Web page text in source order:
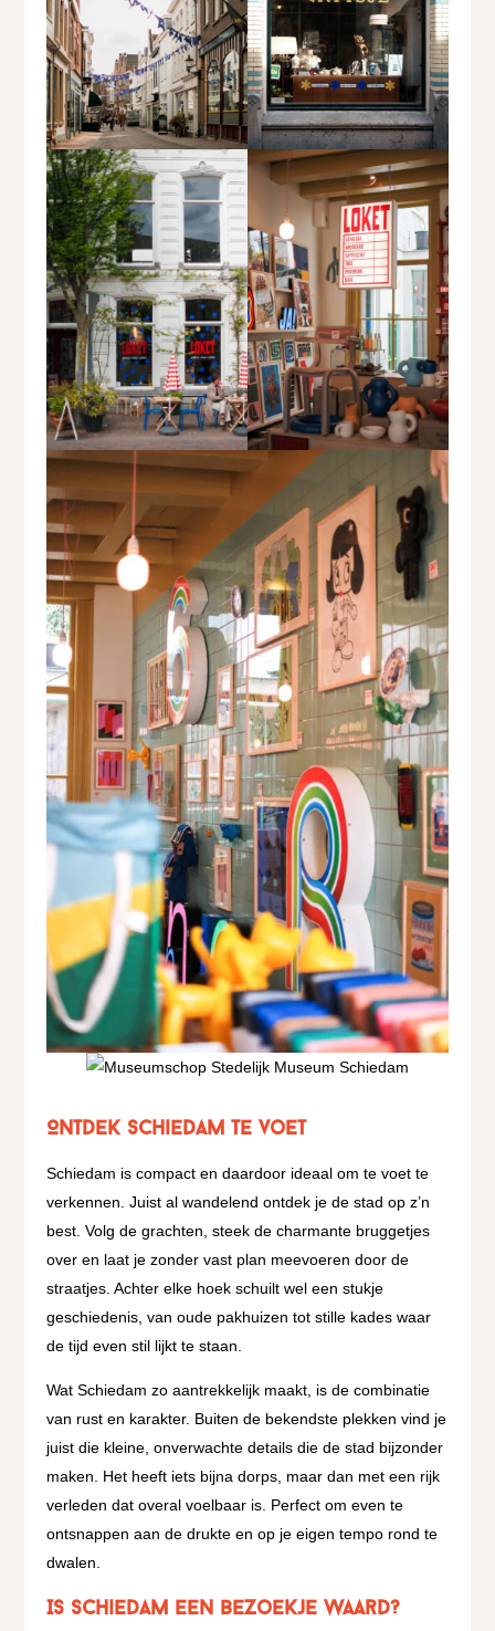
Ontdek Schiedam te voet
Schiedam is compact en daardoor ideaal om te voet te
verkennen. Juist al wandelend ontdek je de stad op z’n
best. Volg de grachten, steek de charmante bruggetjes
over en laat je zonder vast plan meevoeren door de
straatjes. Achter elke hoek schuilt wel een stukje
geschiedenis, van oude pakhuizen tot stille kades waar
de tijd even stil lijkt te staan.
Wat Schiedam zo aantrekkelijk maakt, is de combinatie
van rust en karakter. Buiten de bekendste plekken vind je
juist die kleine, onverwachte details die de stad bijzonder
maken. Het heeft iets bijna dorps, maar dan met een rijk
verleden dat overal voelbaar is. Perfect om even te
ontsnappen aan de drukte en op je eigen tempo rond te
dwalen.
Is Schiedam een bezoekje waard?